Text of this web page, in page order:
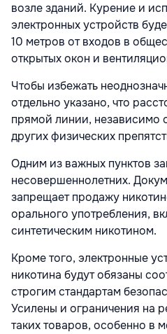
возле зданий. Курение и
электронных устройств
10 метров от входов в
открытых окон и
Чтобы избежать
отдельно указано, что
прямой линии, независимо
других физических
Одним из важных пунктов
несовершеннолетних.
запрещает продажу
орального употребления,
синтетическим никотином.
Кроме того, электронные
никотина будут обязаны
строгим стандартам
Усилены и ограничения на
таких товаров, особенно в